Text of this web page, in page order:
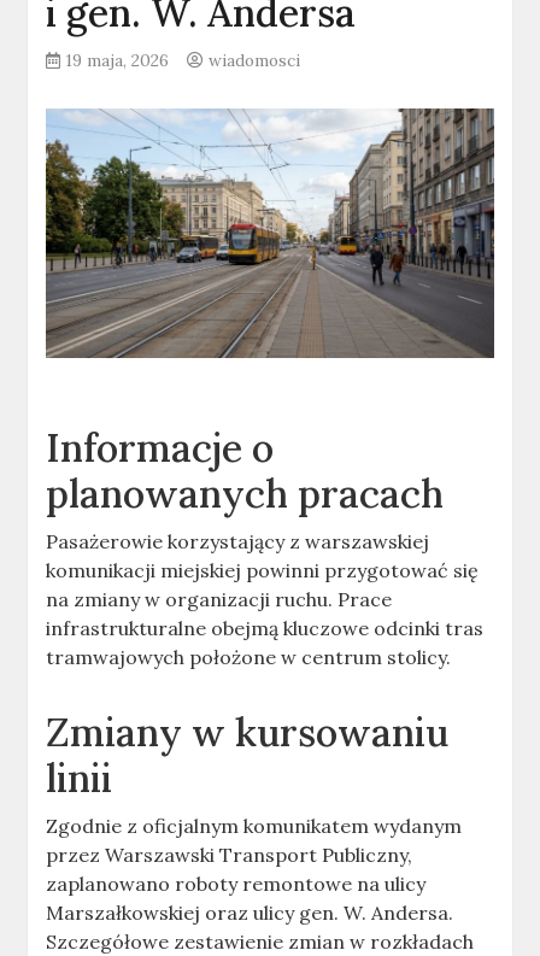
i gen. W. Andersa
19 maja, 2026 wiadomosci
Informacje o
planowanych pracach
Pasażerowie korzystający z warszawskiej
komunikacji miejskiej powinni przygotować się
na zmiany w organizacji ruchu. Prace
infrastrukturalne obejmą kluczowe odcinki tras
tramwajowych położone w centrum stolicy.
Zmiany w kursowaniu
linii
Zgodnie z oficjalnym komunikatem wydanym
przez Warszawski Transport Publiczny,
zaplanowano roboty remontowe na ulicy
Marszałkowskiej oraz ulicy gen. W. Andersa.
Szczegółowe zestawienie zmian w rozkładach